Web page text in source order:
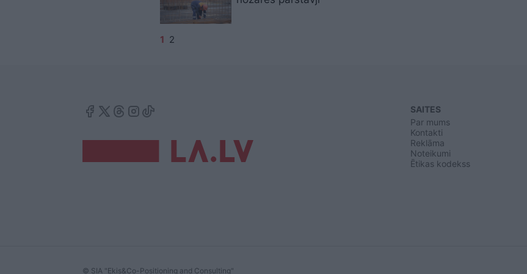
1 2
SAITES
Par mums
Kontakti
Reklāma
Noteikumi
Ētikas kodekss
© SIA "Ekis&Co-Positioning and Consulting"